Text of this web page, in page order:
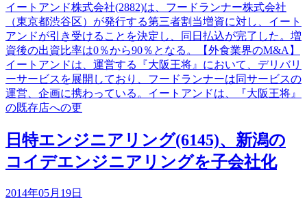
イートアンド株式会社(2882)は、フードランナー株式会社
（東京都渋谷区）が発行する第三者割当増資に対し、イート
アンドが引き受けることを決定し、同日払込が完了した。増
資後の出資比率は0％から90％となる。【外食業界のM&A】
イートアンドは、運営する『大阪王将』において、デリバリ
ーサービスを展開しており、フードランナーは同サービスの
運営、企画に携わっている。イートアンドは、『大阪王将』
の既存店への更
日特エンジニアリング(6145)、新潟の
コイデエンジニアリングを子会社化
2014年05月19日